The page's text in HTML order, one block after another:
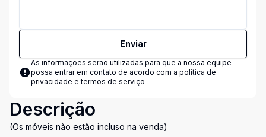
Enviar
As informações serão utilizadas para que a nossa equipe
possa entrar em contato de acordo com a política de
privacidade e termos de serviço
Descrição
(Os móveis não estão incluso na venda)